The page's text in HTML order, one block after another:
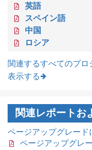
英語
スペイン語
中国
ロシア
関連するすべてのプ
表示する
関連レポートお
ページアップグレード
ページアップグレ